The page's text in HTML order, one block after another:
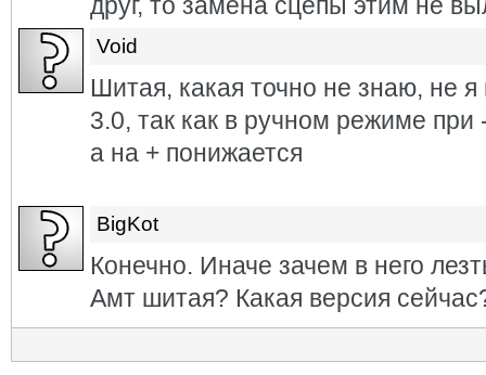
Void
Шитая, какая точно не знаю, не
3.0, так как в ручном режиме при
а на + понижается
BigKot
Конечно. Иначе зачем в него
Амт шитая? Какая версия